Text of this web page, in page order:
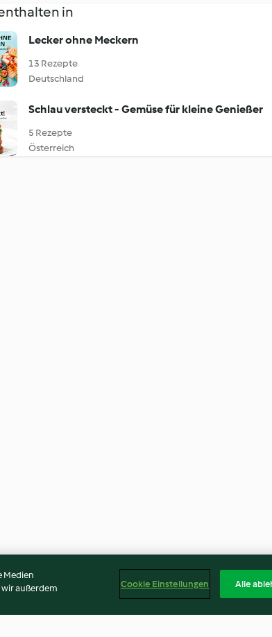
in
Lecker ohne Meckern
13 Rezepte
Deutschland
Schlau versteckt - Gemüse für kleine Genießer
5 Rezepte
Österreich
Medien
außerdem
Cookie Einstellungen Alle